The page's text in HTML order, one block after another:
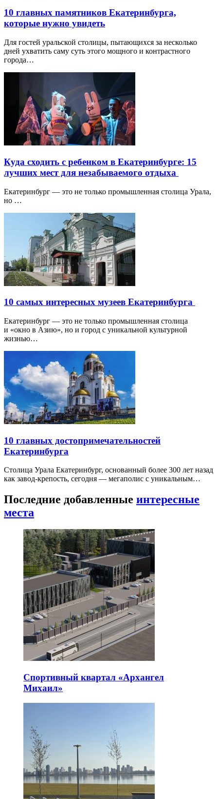
10 главных памятников Екатеринбурга,
которые нужно увидеть
Для гостей уральской столицы, пытающихся за несколько
дней ухватить саму суть этого мощного и контрастного
города…
Куда сходить с ребенком в Екатеринбурге: 15
лучших мест для незабываемого отдыха
Екатеринбург — это не только промышленная столица Урала,
но …
10 самых интересных музеев Екатеринбурга
Екатеринбург — это не только промышленная столица
и «окно в Азию», но и город с уникальной культурной
жизнью…
10 главных достопримечательностей
Екатеринбурга
Столица Урала Екатеринбург, основанный более 300 лет назад
как завод-крепость, сегодня — мегаполис с уникальным…
Последние добавленные интересные
места
Спортивный квартал «Архангел
Михаил»